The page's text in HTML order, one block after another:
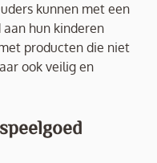
kunnen met een
hun kinderen
producten die niet
ook veilig en